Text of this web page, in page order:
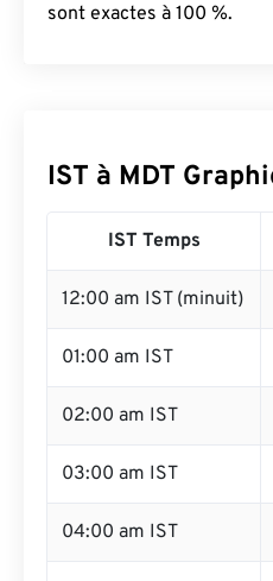
sont exactes à 100 %.
IST à MDT
IST Temps
12:00 am IST (minuit)
01:00 am IST
02:00 am IST
03:00 am IST
04:00 am IST